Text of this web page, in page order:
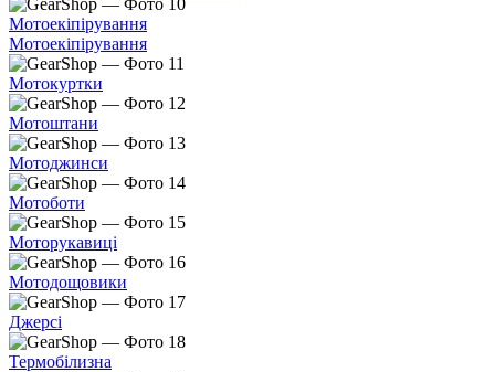
Мотоекіпірування
Мотоекіпірування
Мотокуртки
Мотоштани
Мотоджинси
Мотоботи
Моторукавиці
Мотодощовики
Джерсі
Термобілизна